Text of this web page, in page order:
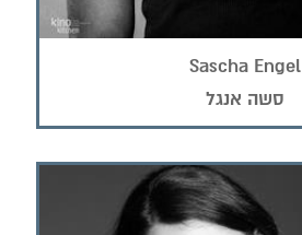
Sascha Engel
סשה אנגל